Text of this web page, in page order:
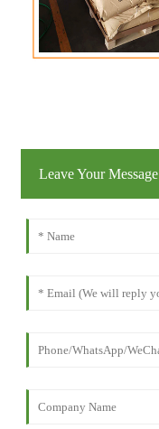
Leave Your Message